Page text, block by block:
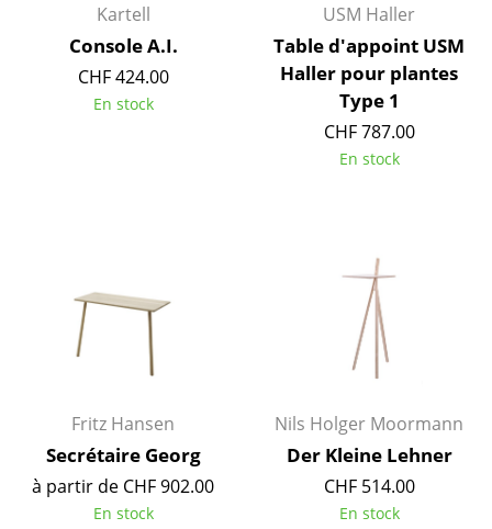
Bureaux & Secrétaires
Secrétaires & Tables PC
Tables de conférence et Pupitres
Pièces détachées
... voir toutes les tables
Rangements
Étagères & Armoires
Bibliothèques
Kartell
Console A.I.
CHF 424.00
En stock
USM Haller
Table d'appoint USM
Haller pour plantes
Type 1
CHF 787.00
En stock
Fritz Hansen
Secrétaire Georg
à partir de CHF 902.00
En stock
Nils Holger Moormann
Der Kleine Lehner
CHF 514.00
En stock